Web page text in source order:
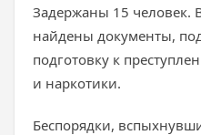
Задержаны 15 человек.
найдены документы,
подготовку к
и наркотики.
Беспорядки,